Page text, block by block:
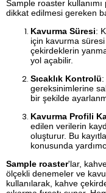
Sample roaster
dikkat edilmesi gereken
Kavurma Süresi:
için kavurma süresi
çekirdeklerin
yol açabilir.
Sıcaklık Kontrolü:
gereksinimlerine
bir şekilde
Kavurma Profili
edilen verilerin
oluşturur. Bu
konusunda
Sample roaster'lar,
ölçekli denemeler ve
kullanılarak, kahve